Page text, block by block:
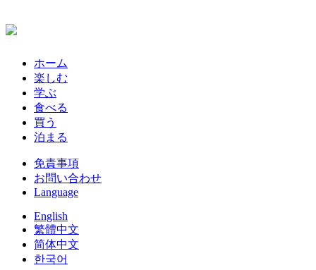
ホーム
楽しむ
学ぶ
食べる
買う
泊まる
免責事項
お問い合わせ
Language
English
繁體中文
简体中文
한국어